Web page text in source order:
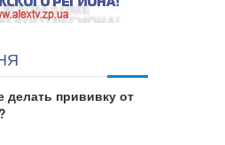
делать прививку от